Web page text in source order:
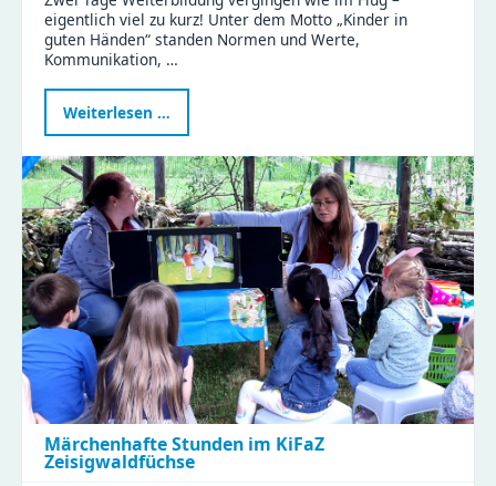
eigentlich viel zu kurz! Unter dem Motto „Kinder in
guten Händen“ standen Normen und Werte,
Kommunikation, …
Weiterlesen …
in
Händen
–
Weiterbildung
mit
Sonne,
Regen
und
vielen
Perspektiven
Märchenhafte Stunden im KiFaZ
Zeisigwaldfüchse